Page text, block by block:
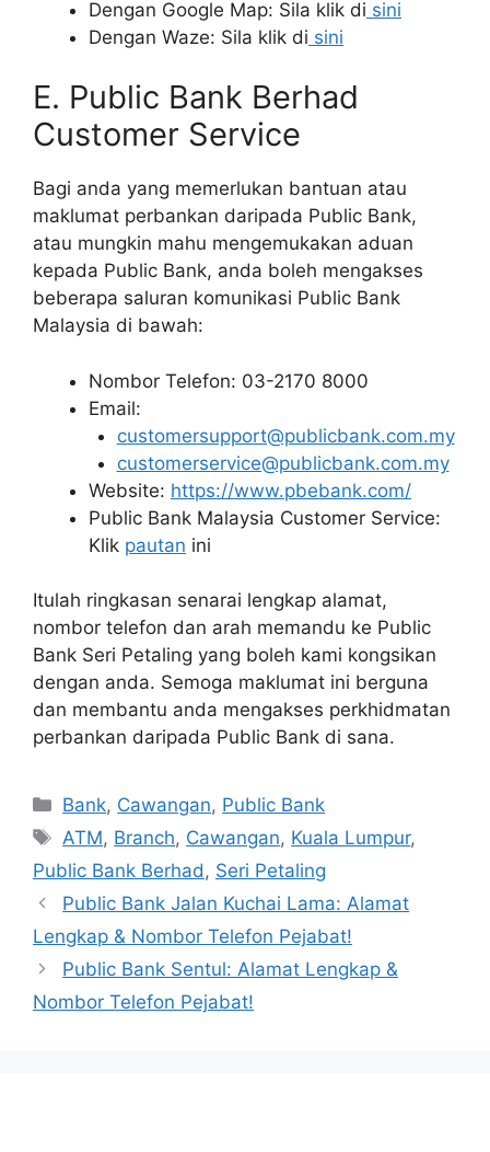
Dengan Google Map: Sila klik di sini
Dengan Waze: Sila klik di sini
E. Public Bank Berhad
Customer Service
Bagi anda yang memerlukan bantuan atau
maklumat perbankan daripada Public Bank,
atau mungkin mahu mengemukakan aduan
kepada Public Bank, anda boleh mengakses
beberapa saluran komunikasi Public Bank
Malaysia di bawah:
Nombor Telefon: 03-2170 8000
Email:
customersupport@publicbank.com.my
customerservice@publicbank.com.my
Website: https://www.pbebank.com/
Public Bank Malaysia Customer Service:
Klik pautan ini
Itulah ringkasan senarai lengkap alamat,
nombor telefon dan arah memandu ke Public
Bank Seri Petaling yang boleh kami kongsikan
dengan anda. Semoga maklumat ini berguna
dan membantu anda mengakses perkhidmatan
perbankan daripada Public Bank di sana.
Categories
Bank, Cawangan, Public Bank
Tags
ATM, Branch, Cawangan, Kuala Lumpur,
Public Bank Berhad, Seri Petaling
Public Bank Jalan Kuchai Lama: Alamat
Lengkap & Nombor Telefon Pejabat!
Public Bank Sentul: Alamat Lengkap &
Nombor Telefon Pejabat!